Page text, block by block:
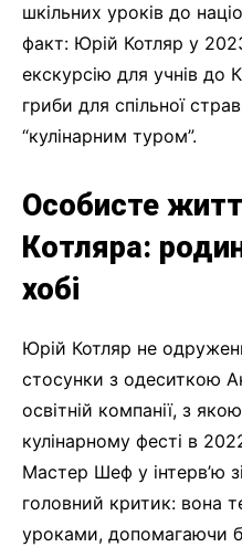
шкільних уроків до
факт: Юрій Котляр у
екскурсію для учнів до
гриби для спільної
“кулінарним туром”.
Особисте
Котляра:
хобі
Юрій Котляр не
стосунки з одеситкою
освітній компанії, з
кулінарному фесті в
Мастер Шеф у інтерв’ю
головний критик: вона
уроками, допомагаючи